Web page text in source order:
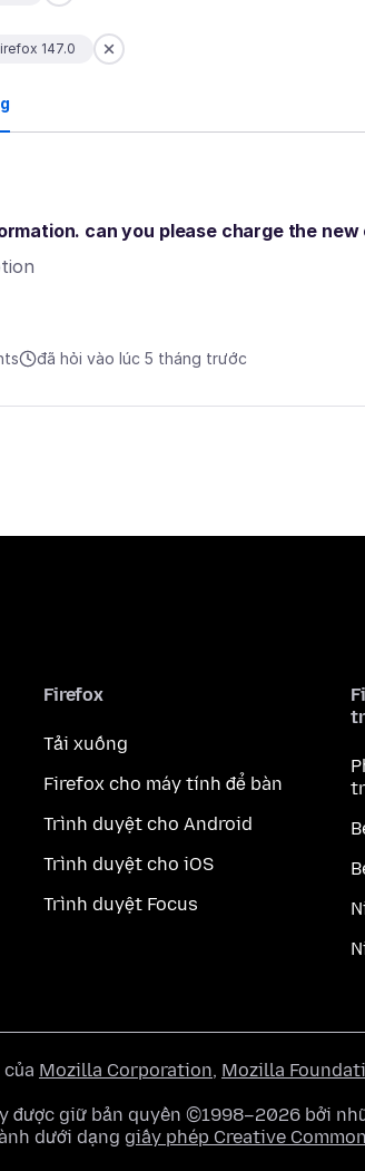
147.0
can you please charge the
đã hỏi vào lúc 5 tháng trước
Firefox
Tải xuống
Firefox cho máy tính để bàn
Trình duyệt cho Android
Trình duyệt cho iOS
Trình duyệt Focus
Mozilla Corporation, Mozilla
được giữ bản quyền ©1998–2026 bởi
dưới dạng giấy phép Creative